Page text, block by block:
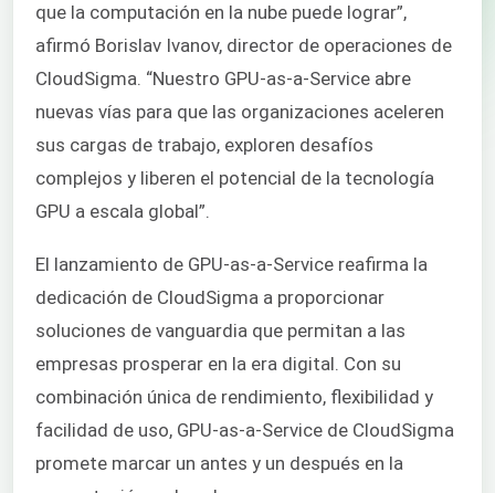
que la computación en la nube puede lograr”,
afirmó Borislav Ivanov, director de operaciones de
CloudSigma. “Nuestro GPU-as-a-Service abre
nuevas vías para que las organizaciones aceleren
sus cargas de trabajo, exploren desafíos
complejos y liberen el potencial de la tecnología
GPU a escala global”.
El lanzamiento de GPU-as-a-Service reafirma la
dedicación de CloudSigma a proporcionar
soluciones de vanguardia que permitan a las
empresas prosperar en la era digital. Con su
combinación única de rendimiento, flexibilidad y
facilidad de uso, GPU-as-a-Service de CloudSigma
promete marcar un antes y un después en la